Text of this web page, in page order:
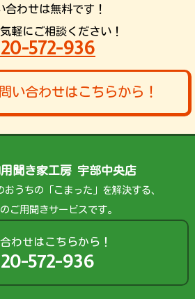
合わせは無料です！
軽にご相談ください！
572-936
い合わせはこちらから！
聞き家工房 宇部中央店
うちの「こまった」を解決する、
ご用聞きサービスです。
わせはこちらから！
572-936